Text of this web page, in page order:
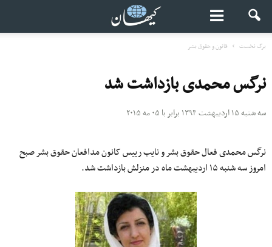
برگ نخست قانون و حقوق بشر
نرگس محمدی بازداشت شد
سه شنبه ۱۵ اردیبهشت ۱۳۹۴ برابر با ۰۵ مه ۲۰۱۵
نرگس محمدی فعال حقوق بشر و نایب رییس کانون مدافعان حقوق بشر صبح
امروز سه شنبه ۱۵ اردیبهشت ماه در منزلش بازداشت شد.